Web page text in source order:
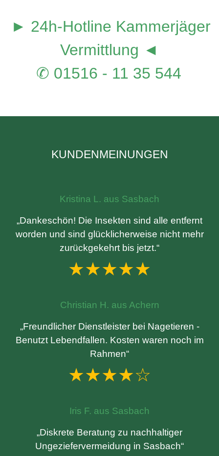
► 24h-Hotline Kammerjäger
Vermittlung ◄
✆ 01516 - 11 35 544
KUNDENMEINUNGEN
Kristina L. aus Sasbach
„Dankeschön! Die Insekten sind alle entfernt
worden und sind glücklicherweise nicht mehr
zurückgekehrt bis jetzt.“
★★★★★
Christian H. aus Achern
„Freundlicher Dienstleister bei Nagetieren -
Benutzt Lebendfallen. Kosten waren noch im
Rahmen“
★★★★☆
Iris F. aus Sasbach
„Diskrete Beratung zu nachhaltiger
Ungeziefervermeidung in Sasbach“